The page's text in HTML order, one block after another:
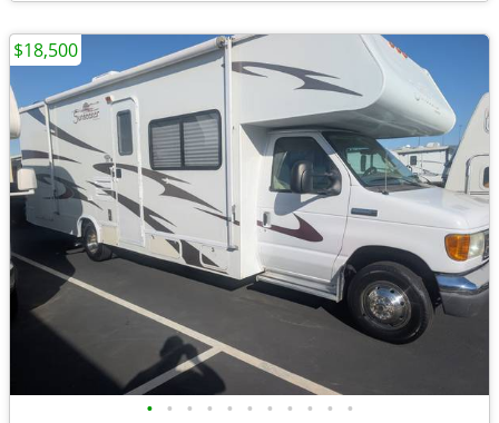
• • • • • • • • • • •
$18,500